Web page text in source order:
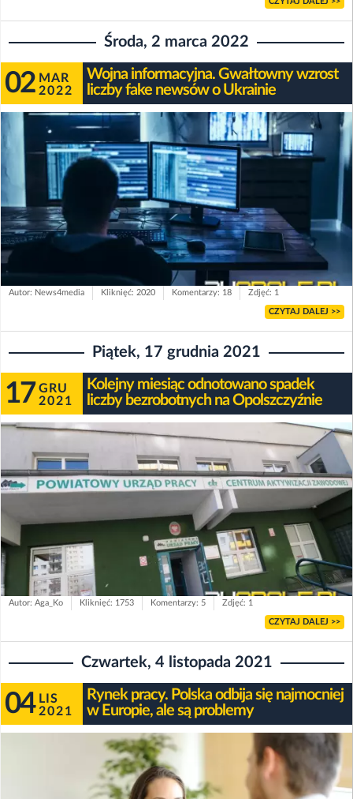
Środa, 2 marca 2022
02 MAR
2022
Wojna informacyjna. Gwałtowny wzrost
liczby fake newsów o Ukrainie
Autor: News4media Kliknięć: 2020 Komentarzy: 18 Zdjęć: 1
CZYTAJ DALEJ >>
Piątek, 17 grudnia 2021
17 GRU
2021
Kolejny miesiąc odnotowano spadek
liczby bezrobotnych na Opolszczyźnie
Autor: Aga_Ko Kliknięć: 1753 Komentarzy: 5 Zdjęć: 1
CZYTAJ DALEJ >>
Czwartek, 4 listopada 2021
04 LIS
2021
Rynek pracy. Polska odbija się najmocniej
w Europie, ale są problemy